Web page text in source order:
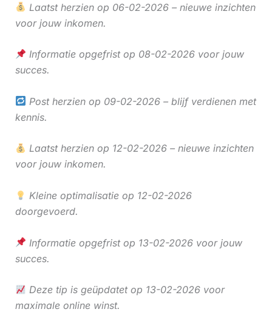
Laatst herzien op 06-02-2026 – nieuwe inzichten
voor jouw inkomen.
Informatie opgefrist op 08-02-2026 voor jouw
succes.
Post herzien op 09-02-2026 – blijf verdienen met
kennis.
Laatst herzien op 12-02-2026 – nieuwe inzichten
voor jouw inkomen.
Kleine optimalisatie op 12-02-2026
doorgevoerd.
Informatie opgefrist op 13-02-2026 voor jouw
succes.
Deze tip is geüpdatet op 13-02-2026 voor
maximale online winst.